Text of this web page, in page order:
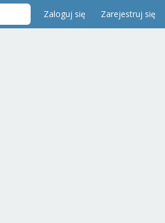
Zaloguj się Zarejestruj się